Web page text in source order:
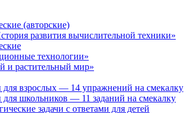
(авторские)
развития вычислительной техники»
технологии»
и растительный мир»
для взрослых — 14 упражнений на смекалку
для школьников — 11 заданий на смекалку
задачи с ответами для детей